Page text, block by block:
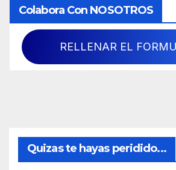
Colabora Con NOSOTROS
RELLENAR EL
Quizas te hayas peridido...